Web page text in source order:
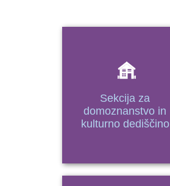
Sekcija za
domoznanstvo in
kulturno dediščino